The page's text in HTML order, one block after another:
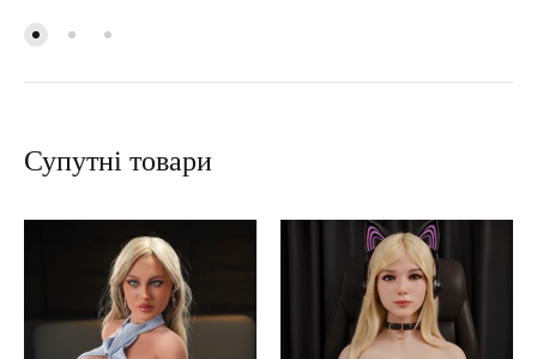
Супутні товари